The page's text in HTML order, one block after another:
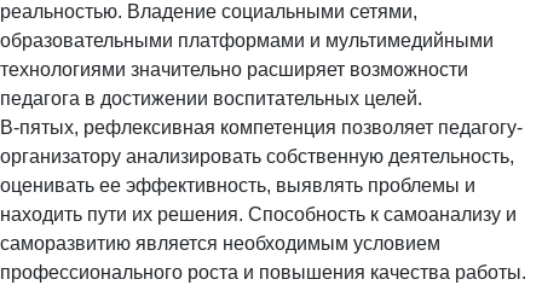
реальностью. Владение социальными сетями,
образовательными платформами и мультимедийными
технологиями значительно расширяет возможности
педагога в достижении воспитательных целей.
В-пятых, рефлексивная компетенция позволяет педагогу-
организатору анализировать собственную деятельность,
оценивать ее эффективность, выявлять проблемы и
находить пути их решения. Способность к самоанализу и
саморазвитию является необходимым условием
профессионального роста и повышения качества работы.